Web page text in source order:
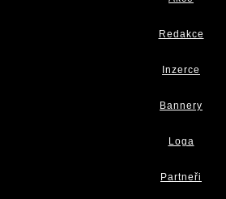
Redakce
Inzerce
Bannery
Loga
Partneři